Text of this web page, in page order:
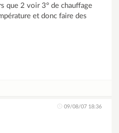
que 2 voir 3° de chauffage
et donc faire des
09/08/07 18:36